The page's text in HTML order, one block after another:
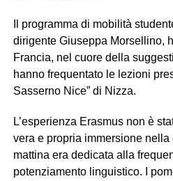
Il programma di mobilità
dirigente Giuseppa Morsellino,
Francia, nel cuore della
hanno frequentato le lezioni
Sasserno Nice” di Nizza.
L’esperienza Erasmus non è
vera e propria immersione nella
mattina era dedicata alla
potenziamento linguistico. I